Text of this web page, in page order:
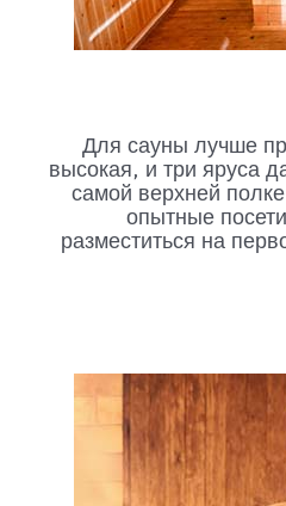
Для сауны лучше
высокая, и три яруса
самой верхней
опытные
разместиться на